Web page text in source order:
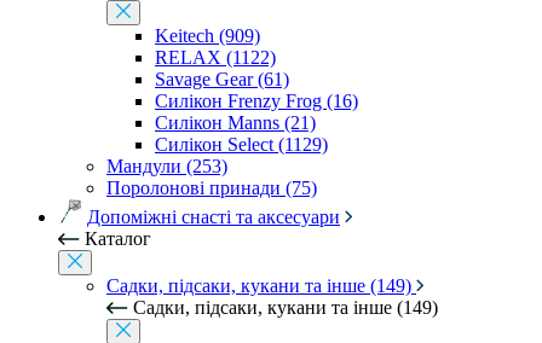
Keitech (909)
RELAX (1122)
Savage Gear (61)
Силікон Frenzy Frog (16)
Силікон Manns (21)
Силікон Select (1129)
Мандули (253)
Поролонові принади (75)
Допоміжні снасті та аксесуари
Каталог
Садки, підсаки, кукани та інше (149)
Садки, підсаки, кукани та інше (149)